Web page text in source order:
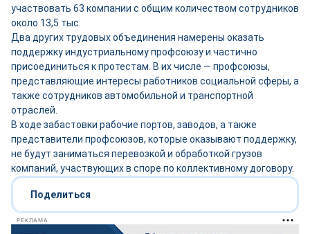
участвовать 63 компании с общим количеством сотрудников
около 13,5 тыс.
Два других трудовых объединения намерены оказать
поддержку индустриальному профсоюзу и частично
присоединиться к протестам. В их числе — профсоюзы,
представляющие интересы работников социальной сферы, а
также сотрудников автомобильной и транспортной
отраслей.
В ходе забастовки рабочие портов, заводов, а также
представители профсоюзов, которые оказывают поддержку,
не будут заниматься перевозкой и обработкой грузов
компаний, участвующих в споре по коллективному договору.
Поделиться
РЕКЛАМА